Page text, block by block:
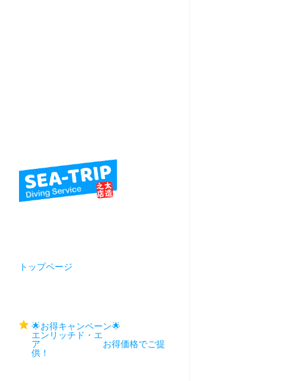
トップページ
🌟お得キャンペーン🌟
エンリッチド・エ
ア お得価格でご提
供！